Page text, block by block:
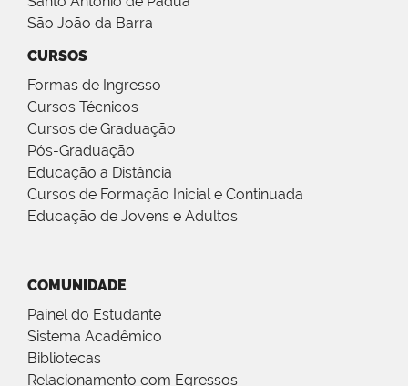
São João da Barra
CURSOS
Formas de Ingresso
Cursos Técnicos
Cursos de Graduação
Pós-Graduação
Educação a Distância
Cursos de Formação Inicial e Continuada
Educação de Jovens e Adultos
COMUNIDADE
Painel do Estudante
Sistema Acadêmico
Bibliotecas
Relacionamento com Egressos